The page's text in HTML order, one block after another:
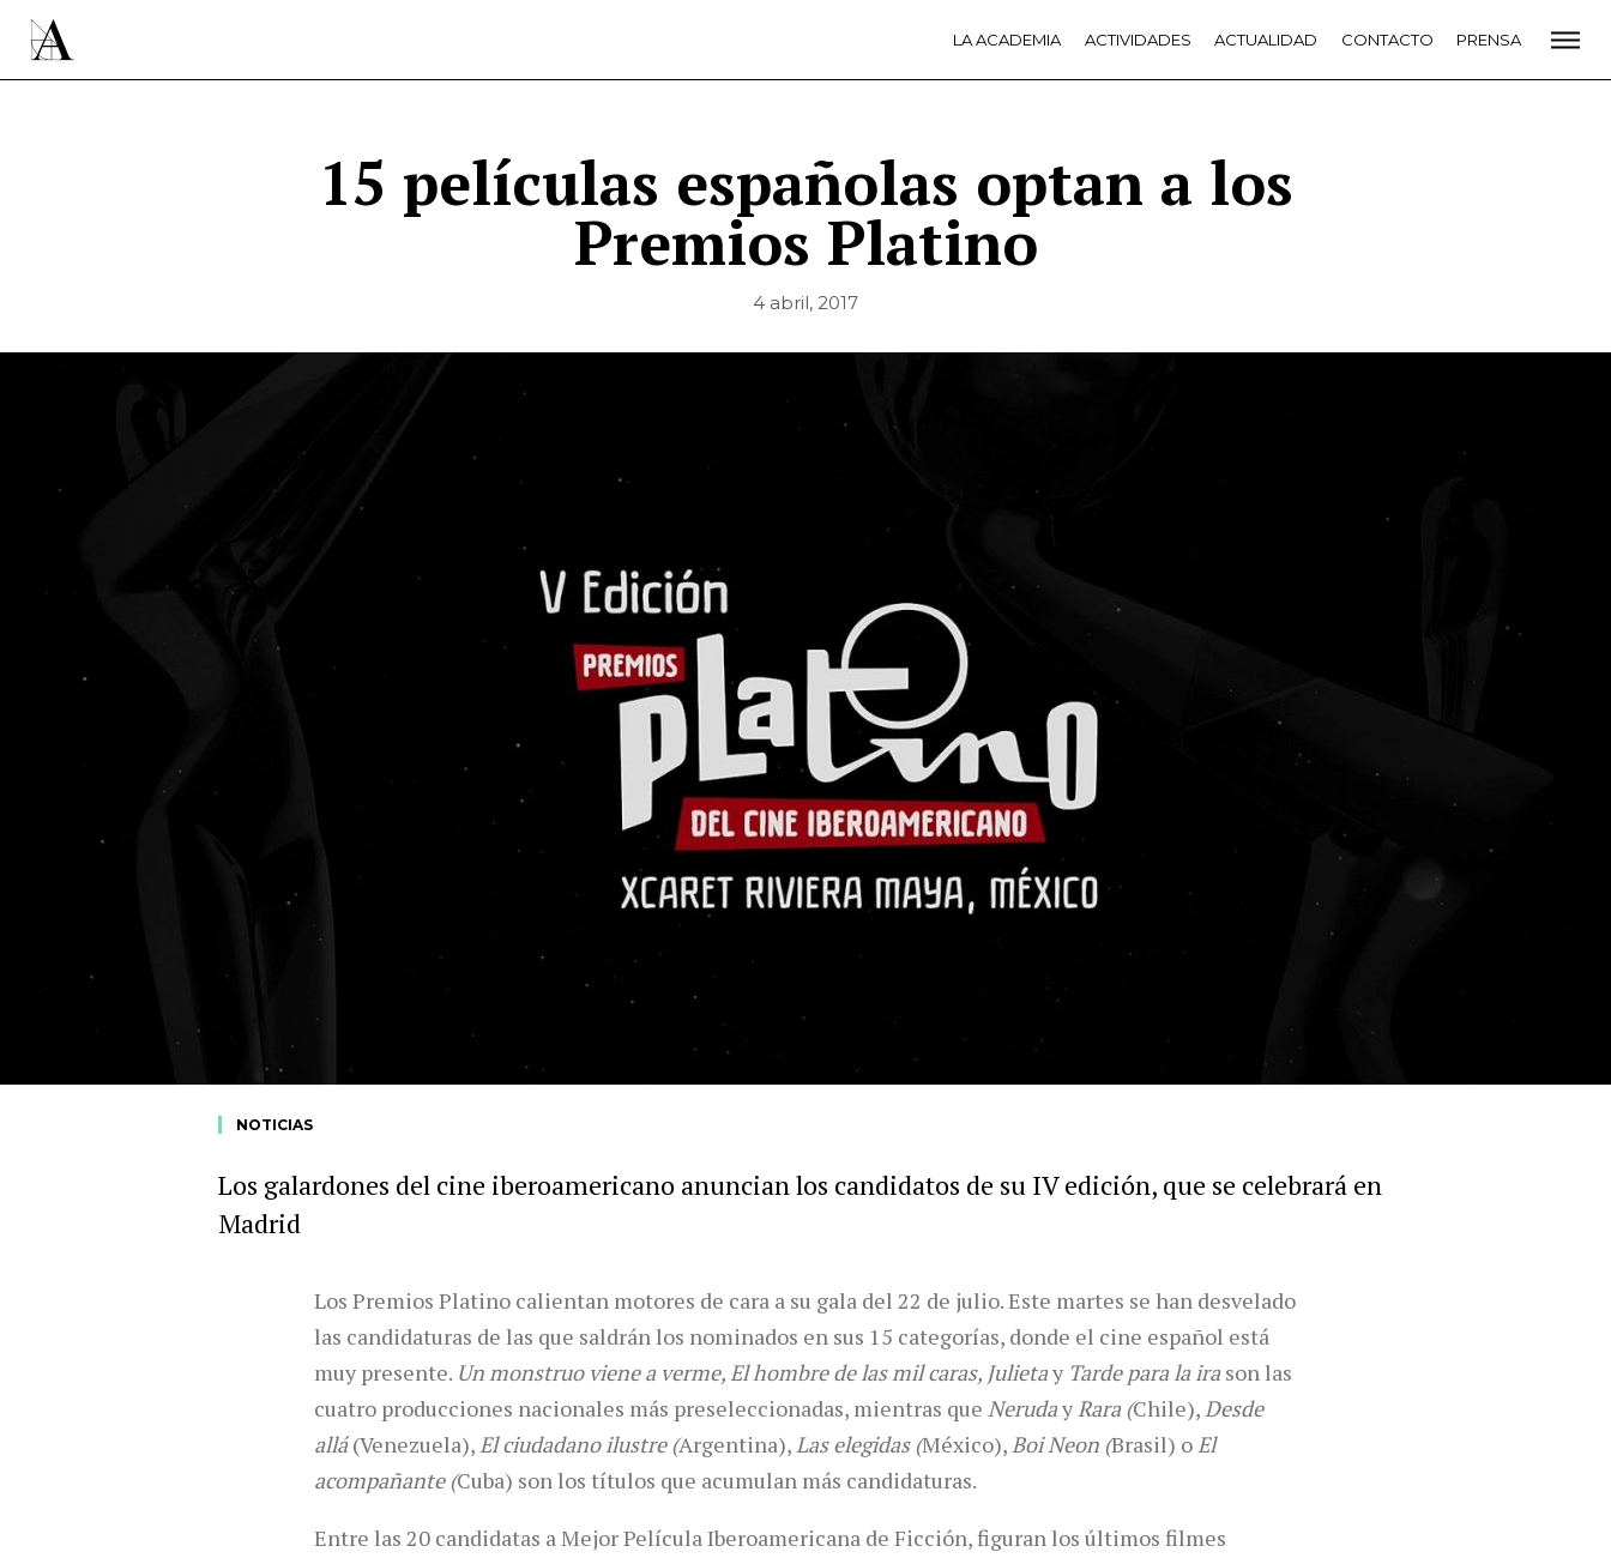
LA ACADEMIA ACTIVIDADES ACTUALIDAD CONTACTO PRENSA
15 películas españolas optan a los
Premios Platino
4 abril, 2017
NOTICIAS
Los galardones del cine iberoamericano anuncian los candidatos de su IV edición, que se celebrará en
Madrid
Los Premios Platino calientan motores de cara a su gala del 22 de julio. Este martes se han desvelado
las candidaturas de las que saldrán los nominados en sus 15 categorías, donde el cine español está
muy presente. Un monstruo viene a verme, El hombre de las mil caras, Julietay Tarde para la irason las
cuatro producciones nacionales más preseleccionadas, mientras que NerudayRara (Chile),Desde
allá(Venezuela),El ciudadano ilustre (Argentina),Las elegidas (México),Boi Neon (Brasil) oEl
acompañante (Cuba) son los títulos que acumulan más candidaturas.
Entre las 20 candidatas a Mejor Película Iberoamericana de Ficción, figuran los últimos filmes
LA ACADEMIA PREMIOS GOYA FUNDACIÓN
CONTACTO